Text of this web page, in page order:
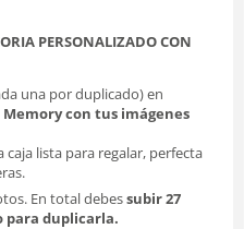
PERSONALIZADO CON
una por duplicado) en
Memory con tus imágenes
lista para regalar, perfecta
En total debessubir 27
para duplicarla.